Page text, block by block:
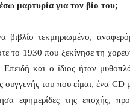
μαρτυρία για τον βίο του;
τεκμηριωμένο,
το 1930 που ξεκίνησε τη
Επειδή και ο ίδιος ήταν
του που είμαι, ένα CD
εφημερίδες της εποχής,